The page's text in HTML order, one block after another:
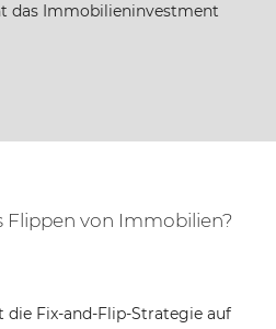
das Immobilieninvestment
von Immobilien?
die Fix-and-Flip-Strategie auf